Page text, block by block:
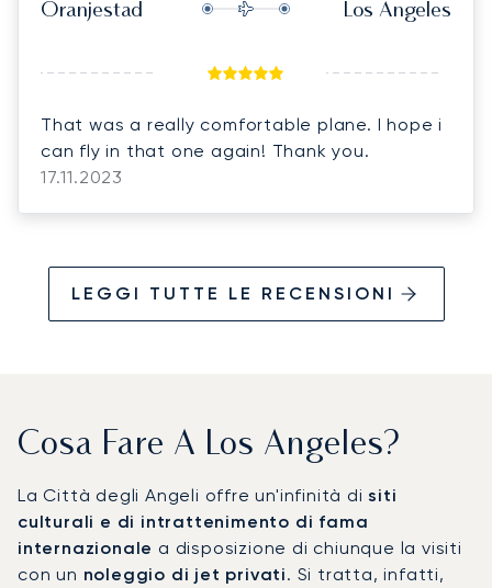
Oranjestad Los Angeles
That was a really comfortable plane. I hope i
can fly in that one again! Thank you.
17.11.2023
LEGGI TUTTE LE RECENSIONI
Cosa Fare A Los Angeles?
La Città degli Angeli offre un'infinità disiti
culturali e di intrattenimento di fama
internazionale a disposizione di chiunque la visiti
con un noleggio di jet privati. Si tratta, infatti,